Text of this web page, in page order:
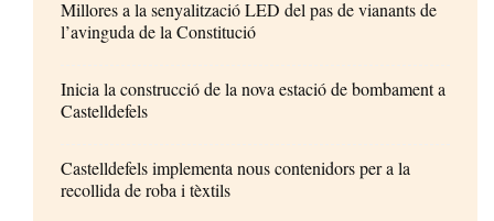
Millores a la senyalització LED del pas de vianants de
l’avinguda de la Constitució
Inicia la construcció de la nova estació de bombament a
Castelldefels
Castelldefels implementa nous contenidors per a la
recollida de roba i tèxtils